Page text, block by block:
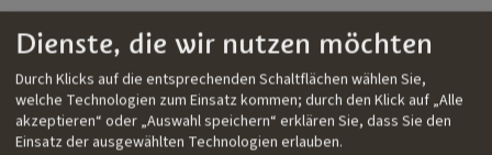
Jagdtraditionen und des Lebens in Anes Heimatstadt in
Norwegen. Sie liebt das Storytelling in allen Formen.
Ihre besondere Vorliebe gilt dem Filmschnitt, mit dem
sie den Geschichten eine endgültige Form gibt.
Dienste, die wir nutzen möchten
Durch Klicks auf die entsprechenden Schaltflächen wählen Sie,
welche Technologien zum Einsatz kommen; durch den Klick auf „Alle
akzeptieren“ oder „Auswahl speichern“ erklären Sie, dass Sie den
Einsatz der ausgewählten Technologien erlauben.